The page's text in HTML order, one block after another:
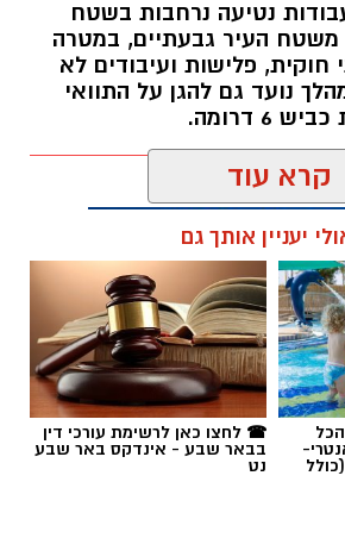
נטיעה נרחבות בשטח
משטח העיר גבעתיים, במטרה
חוקית, פלישות ועיבודים לא
נועד גם להגן על התוואי
דרומה.
קרא עוד
יעניין אותך גם
☎ לחצו כאן לרשימת עורכי דין
בבאר שבע - אינדקס באר שבע
נט